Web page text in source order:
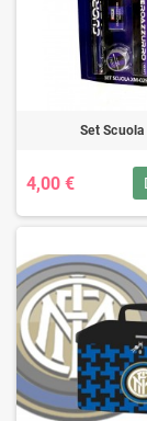
Set
4,00 €